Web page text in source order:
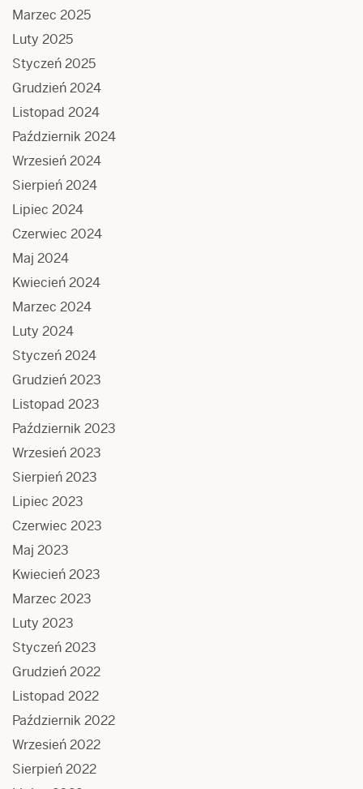
Marzec 2025
Luty 2025
Styczeń 2025
Grudzień 2024
Listopad 2024
Październik 2024
Wrzesień 2024
Sierpień 2024
Lipiec 2024
Czerwiec 2024
Maj 2024
Kwiecień 2024
Marzec 2024
Luty 2024
Styczeń 2024
Grudzień 2023
Listopad 2023
Październik 2023
Wrzesień 2023
Sierpień 2023
Lipiec 2023
Czerwiec 2023
Maj 2023
Kwiecień 2023
Marzec 2023
Luty 2023
Styczeń 2023
Grudzień 2022
Listopad 2022
Październik 2022
Wrzesień 2022
Sierpień 2022